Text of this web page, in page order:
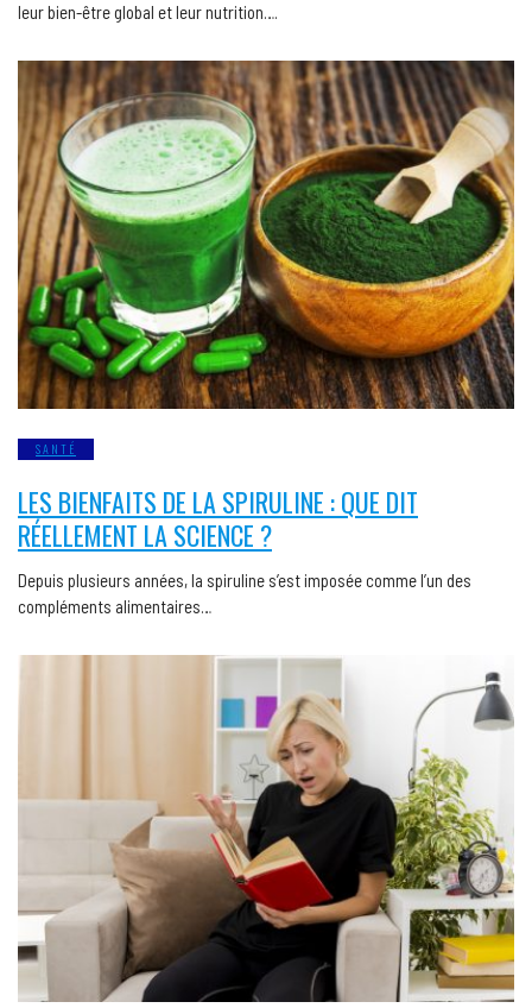
leur bien-être global et leur nutrition….
SANTÉ
LES BIENFAITS DE LA SPIRULINE : QUE DIT
RÉELLEMENT LA SCIENCE ?
Depuis plusieurs années, la spiruline s’est imposée comme l’un des
compléments alimentaires…